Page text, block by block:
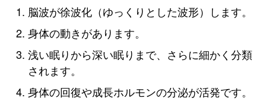
脳波が徐波化（ゆっくりとした波形）します。
身体の動きがあります。
浅い眠りから深い眠りまで、さらに細かく分類
されます。
身体の回復や成長ホルモンの分泌が活発です。